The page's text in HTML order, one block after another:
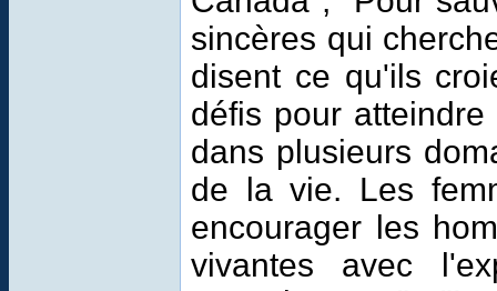
sincères qui
disent ce qu'ils
défis pour
dans plusieurs
de la vie. Les
encourager les
vivantes avec